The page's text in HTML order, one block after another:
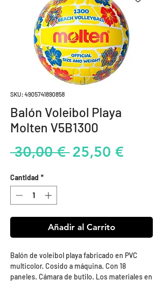
SKU: 4905741890858
Balón Voleibol Playa
Molten V5B1300
30,00 € Precio
25,50 €Precio
Cantidad *
Añadir al Carrito
Balón de voleibol playa fabricado en PVC
multicolor. Cosido a máquina. Con 18
paneles. Cámara de butilo. Los materiales en